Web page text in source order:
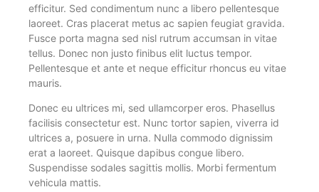
efficitur. Sed condimentum nunc a libero pellentesque
laoreet. Cras placerat metus ac sapien feugiat gravida.
Fusce porta magna sed nisl rutrum accumsan in vitae
tellus. Donec non justo finibus elit luctus tempor.
Pellentesque et ante et neque efficitur rhoncus eu vitae
mauris.
Donec eu ultrices mi, sed ullamcorper eros. Phasellus
facilisis consectetur est. Nunc tortor sapien, viverra id
ultrices a, posuere in urna. Nulla commodo dignissim
erat a laoreet. Quisque dapibus congue libero.
Suspendisse sodales sagittis mollis. Morbi fermentum
vehicula mattis.